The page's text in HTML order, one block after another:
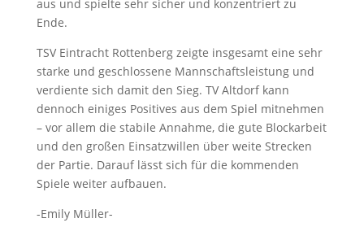
aus und spielte sehr sicher und konzentriert zu
Ende.
TSV Eintracht Rottenberg zeigte insgesamt eine sehr
starke und geschlossene Mannschaftsleistung und
verdiente sich damit den Sieg. TV Altdorf kann
dennoch einiges Positives aus dem Spiel mitnehmen
– vor allem die stabile Annahme, die gute Blockarbeit
und den großen Einsatzwillen über weite Strecken
der Partie. Darauf lässt sich für die kommenden
Spiele weiter aufbauen.
-Emily Müller-